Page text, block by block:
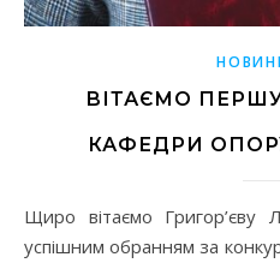
ВІТАЄМО
КАФЕДРИ
Щиро вітаємо Григор’єву Людмилу Олександрівну з
успішним обранням за